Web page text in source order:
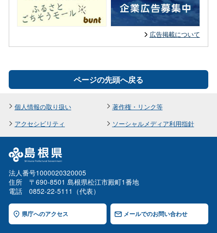
広告掲載について
ページの先頭へ戻る
個人情報の取り扱い
著作権・リンク等
アクセシビリティ
ソーシャルメディア利用指針
法人番号1000020320005
住所 〒690-8501 島根県松江市殿町1番地
電話 0852-22-5111（代表）
県庁へのアクセス メールでのお問い合わせ